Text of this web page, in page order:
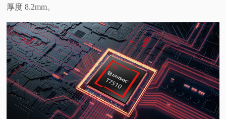
题
厚度 8.2mm。